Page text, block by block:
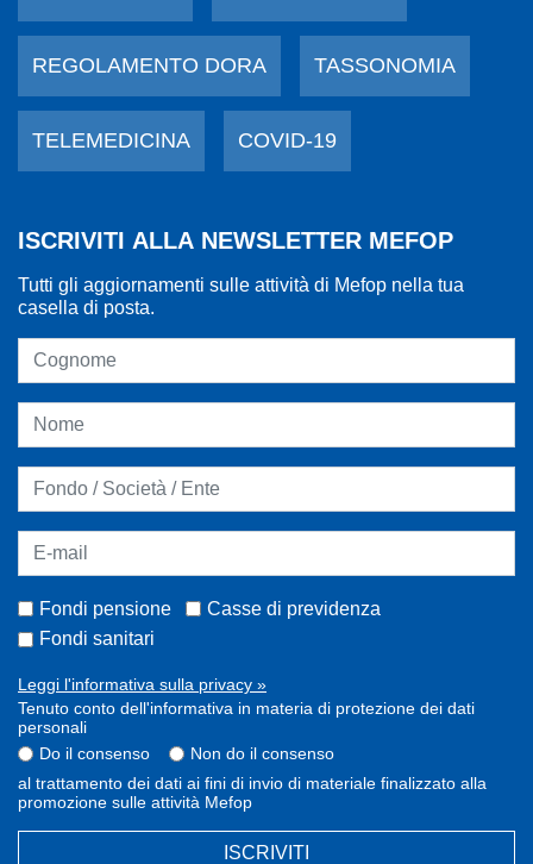
REGOLAMENTO DORA TASSONOMIA
TELEMEDICINA COVID-19
ISCRIVITI ALLA NEWSLETTER MEFOP
Tutti gli aggiornamenti sulle attività di Mefop nella tua
casella di posta.
Fondi pensione
Casse di previdenza
Fondi sanitari
Leggi l'informativa sulla privacy »
Tenuto conto dell'informativa in materia di protezione dei dati
personali
Do il consenso
Non do il consenso
al trattamento dei dati ai fini di invio di materiale finalizzato alla
promozione sulle attività Mefop
ISCRIVITI